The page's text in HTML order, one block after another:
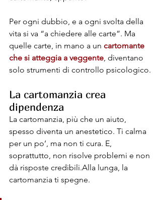
Per ogni dubbio, e a ogni svolta della
vita si va “a chiedere alle carte”. Ma
quelle carte, in mano a un cartomante
che si atteggia a veggente, diventano
solo strumenti di controllo psicologico.
La cartomanzia crea
dipendenza
La cartomanzia, più che un aiuto,
spesso diventa un anestetico. Ti calma
per un po’, ma non ti cura. E,
soprattutto, non risolve problemi e non
dà risposte credibili.Alla lunga, la
cartomanzia ti spegne.